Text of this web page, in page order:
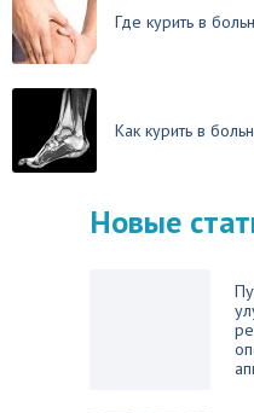
Где курить в
Как курить в
Новые